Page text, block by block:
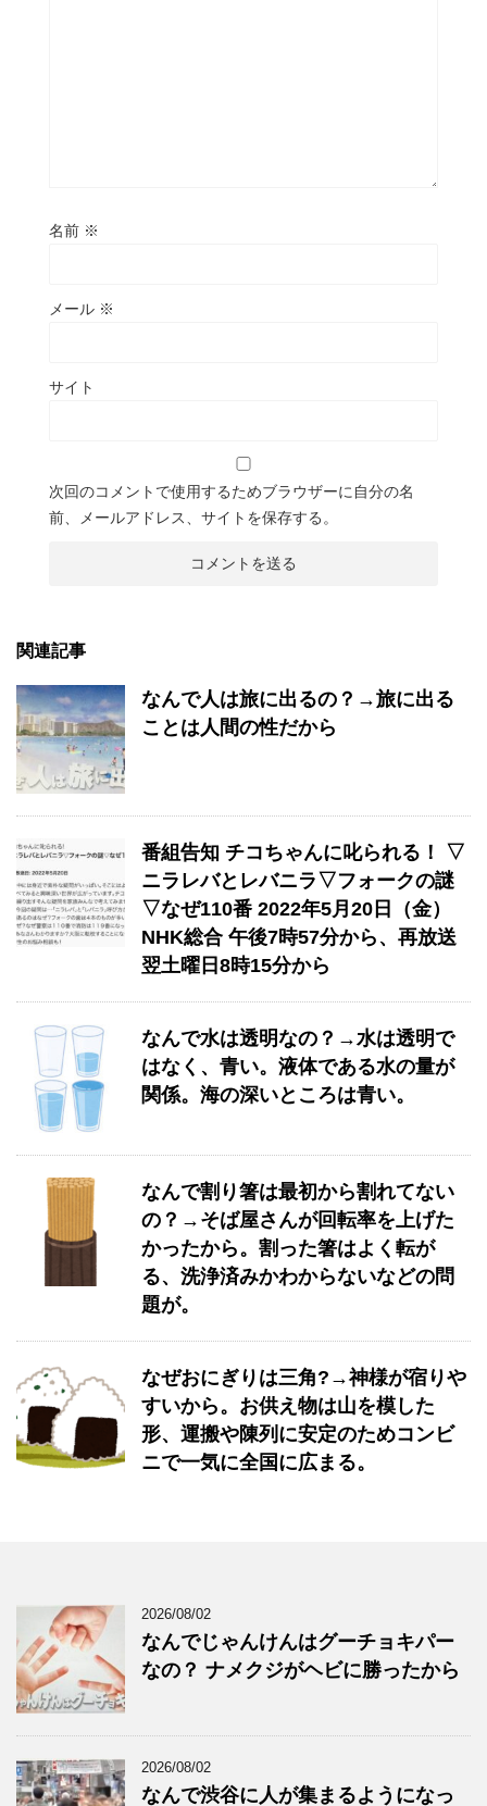
名前 ※
メール ※
サイト
次回のコメントで使用するためブラウザーに自分の名
前、メールアドレス、サイトを保存する。
関連記事
なんで人は旅に出るの？→旅に出る
ことは人間の性だから
番組告知 チコちゃんに叱られる！ ▽
ニラレバとレバニラ▽フォークの謎
▽なぜ110番 2022年5月20日（金）
NHK総合 午後7時57分から、再放送
翌土曜日8時15分から
なんで水は透明なの？→水は透明で
はなく、青い。液体である水の量が
関係。海の深いところは青い。
なんで割り箸は最初から割れてない
の？→そば屋さんが回転率を上げた
かったから。割った箸はよく転が
る、洗浄済みかわからないなどの問
題が。
なぜおにぎりは三角?→神様が宿りや
すいから。お供え物は山を模した
形、運搬や陳列に安定のためコンビ
ニで一気に全国に広まる。
2026/08/02
なんでじゃんけんはグーチョキパー
なの？ ナメクジがヘビに勝ったから
2026/08/02
なんで渋谷に人が集まるようになっ